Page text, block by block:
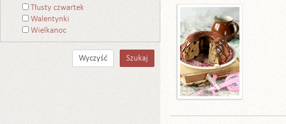
Tłusty czwartek
Walentynki
Wielkanoc